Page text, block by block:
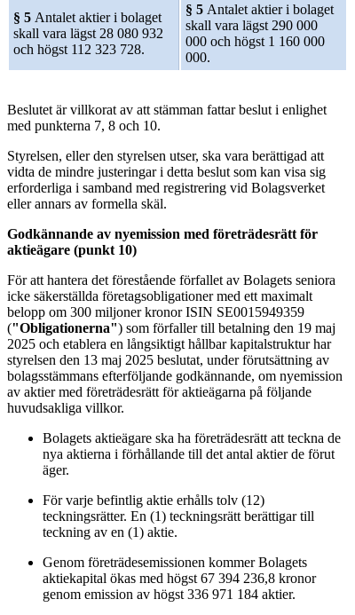
§ 5 Antalet aktier i bolaget
skall vara lägst 28 080 932
och högst 112 323 728.
§ 5 Antalet aktier i bolaget
skall vara lägst 290 000
000 och högst 1 160 000
000.
Beslutet är villkorat av att stämman fattar beslut i enlighet
med punkterna 7, 8 och 10.
Styrelsen, eller den styrelsen utser, ska vara berättigad att
vidta de mindre justeringar i detta beslut som kan visa sig
erforderliga i samband med registrering vid Bolagsverket
eller annars av formella skäl.
Godkännande av nyemission med företrädesrätt för
aktieägare (punkt 10)
För att hantera det förestående förfallet av Bolagets seniora
icke säkerställda företagsobligationer med ett maximalt
belopp om 300 miljoner kronor ISIN SE0015949359
("Obligationerna") som förfaller till betalning den 19 maj
2025 och etablera en långsiktigt hållbar kapitalstruktur har
styrelsen den 13 maj 2025 beslutat, under förutsättning av
bolagsstämmans efterföljande godkännande, om nyemission
av aktier med företrädesrätt för aktieägarna på följande
huvudsakliga villkor.
Bolagets aktieägare ska ha företrädesrätt att teckna de
nya aktierna i förhållande till det antal aktier de förut
äger.
För varje befintlig aktie erhålls tolv (12)
teckningsrätter. En (1) teckningsrätt berättigar till
teckning av en (1) aktie.
Genom företrädesemissionen kommer Bolagets
aktiekapital ökas med högst 67 394 236,8 kronor
genom emission av högst 336 971 184 aktier.